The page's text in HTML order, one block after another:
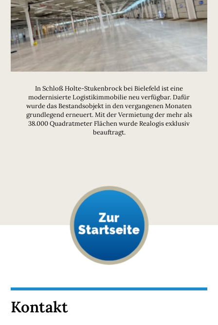
In Schloß Holte-Stukenbrock bei Bielefeld ist eine
modernisierte Logistikimmobilie neu verfügbar. Dafür
wurde das Bestandsobjekt in den vergangenen Monaten
grundlegend erneuert. Mit der Vermietung der mehr als
38.000 Quadratmeter Flächen wurde Realogis exklusiv
beauftragt.
Zur
Startseite
Kontakt